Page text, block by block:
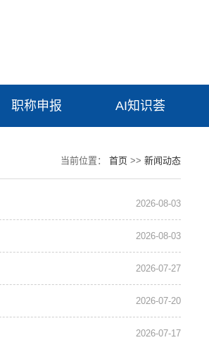
职称申报 AI知识荟
当前位置： 首页 >> 新闻动态
2026-08-03
2026-08-03
2026-07-27
2026-07-20
2026-07-17